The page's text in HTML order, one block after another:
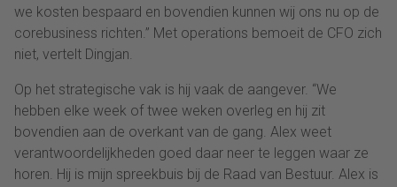
we kosten bespaard en bovendien kunnen wij ons nu op de
corebusiness richten.” Met operations bemoeit de CFO zich
niet, vertelt Dingjan.
Op het strategische vak is hij vaak de aangever. “We
hebben elke week of twee weken overleg en hij zit
bovendien aan de overkant van de gang. Alex weet
verantwoordelijkheden goed daar neer te leggen waar ze
horen. Hij is mijn spreekbuis bij de Raad van Bestuur. Alex is